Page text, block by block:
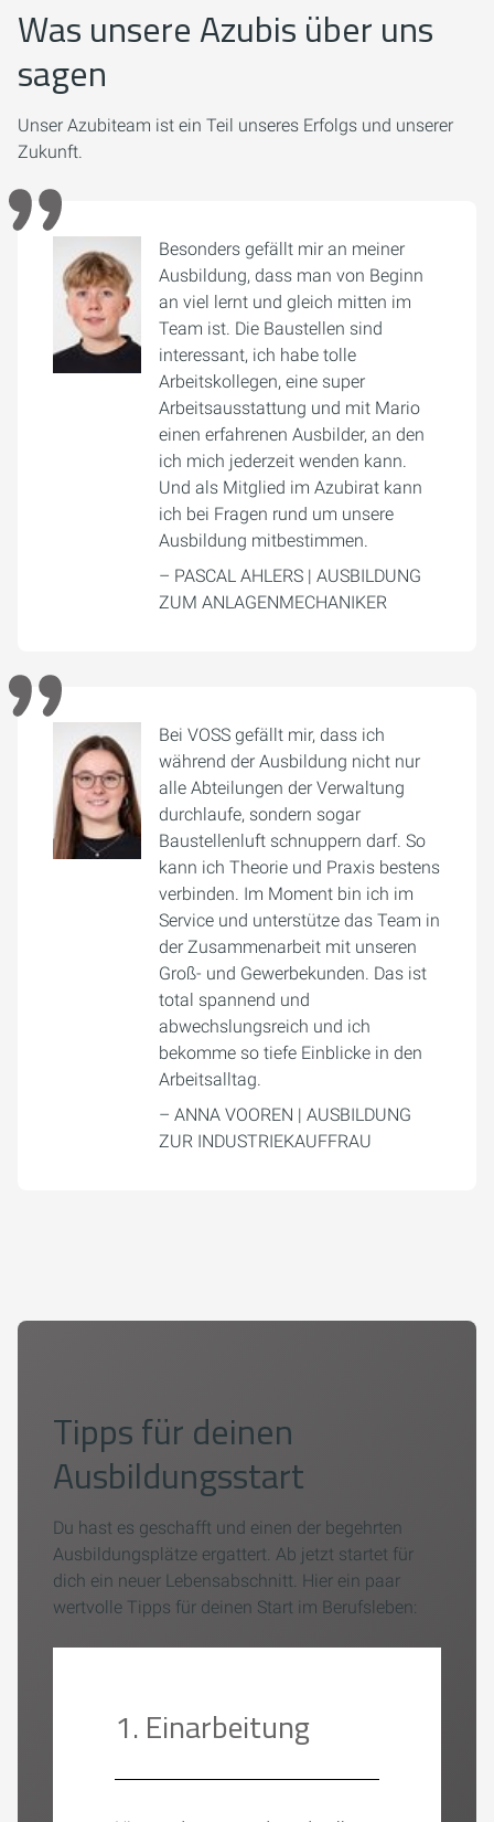
Was unsere Azubis über uns
sagen
Unser Azubiteam ist ein Teil unseres Erfolgs und unserer
Zukunft.
Besonders gefällt mir an meiner
Ausbildung, dass man von Beginn
an viel lernt und gleich mitten im
Team ist. Die Baustellen sind
interessant, ich habe tolle
Arbeitskollegen, eine super
Arbeitsausstattung und mit Mario
einen erfahrenen Ausbilder, an den
ich mich jederzeit wenden kann.
Und als Mitglied im Azubirat kann
ich bei Fragen rund um unsere
Ausbildung mitbestimmen.
– PASCAL AHLERS | AUSBILDUNG
ZUM ANLAGENMECHANIKER
Bei VOSS gefällt mir, dass ich
während der Ausbildung nicht nur
alle Abteilungen der Verwaltung
durchlaufe, sondern sogar
Baustellenluft schnuppern darf. So
kann ich Theorie und Praxis bestens
verbinden. Im Moment bin ich im
Service und unterstütze das Team in
der Zusammenarbeit mit unseren
Groß- und Gewerbekunden. Das ist
total spannend und
abwechslungsreich und ich
bekomme so tiefe Einblicke in den
Arbeitsalltag.
– ANNA VOOREN | AUSBILDUNG
ZUR INDUSTRIEKAUFFRAU
Tipps für deinen
Ausbildungsstart
Du hast es geschafft und einen der begehrten
Ausbildungsplätze ergattert. Ab jetzt startet für
dich ein neuer Lebensabschnitt. Hier ein paar
wertvolle Tipps für deinen Start im Berufsleben:
1. Einarbeitung